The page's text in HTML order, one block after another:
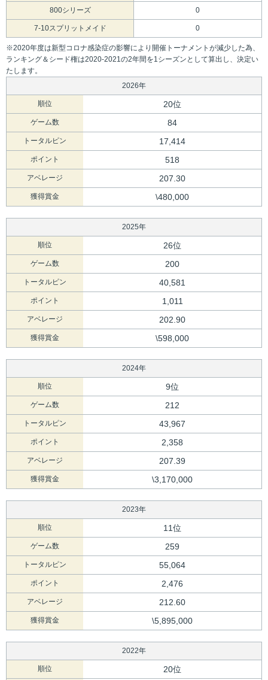
800シリーズ 0
7-10スプリットメイド 0
※2020年度は新型コロナ感染症の影響により開催トーナメントが減少した為、
ランキング＆シード権は2020-2021の2年間を1シーズンとして算出し、決定い
たします。
2026年
順位 20位
ゲーム数 84
トータルピン 17,414
ポイント 518
アベレージ 207.30
獲得賞金 \480,000
2025年
順位 26位
ゲーム数 200
トータルピン 40,581
ポイント 1,011
アベレージ 202.90
獲得賞金 \598,000
2024年
順位 9位
ゲーム数 212
トータルピン 43,967
ポイント 2,358
アベレージ 207.39
獲得賞金 \3,170,000
2023年
順位 11位
ゲーム数 259
トータルピン 55,064
ポイント 2,476
アベレージ 212.60
獲得賞金 \5,895,000
2022年
順位 20位